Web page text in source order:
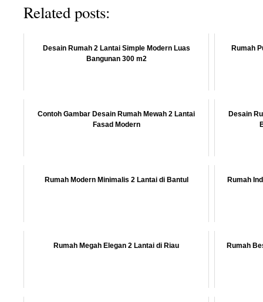
Related posts:
Desain Rumah 2 Lantai Simple Modern Luas
Bangunan 300 m2
Rumah
Contoh Gambar Desain Rumah Mewah 2 Lantai
Fasad Modern
Desain
Rumah Modern Minimalis 2 Lantai di Bantul Rumah
Rumah Megah Elegan 2 Lantai di Riau Rumah